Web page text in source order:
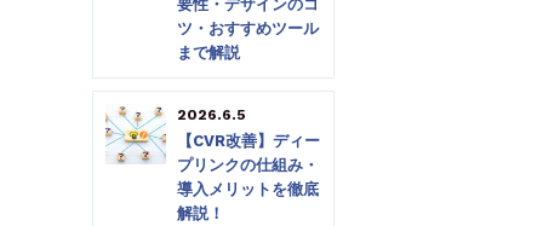
要性・デザインのコ
ツ・おすすめツール
まで解説
2026.6.5
【CVR改善】ディー
プリンクの仕組み・
導入メリットを徹底
解説！